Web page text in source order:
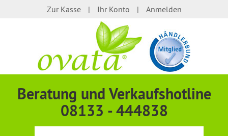
Zur Kasse Ihr Konto Anmelden
Beratung und Verkaufshotline
08133 - 444838